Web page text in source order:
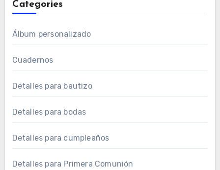
Categories
Álbum personalizado
Cuadernos
Detalles para bautizo
Detalles para bodas
Detalles para cumpleaños
Detalles para Primera Comunión